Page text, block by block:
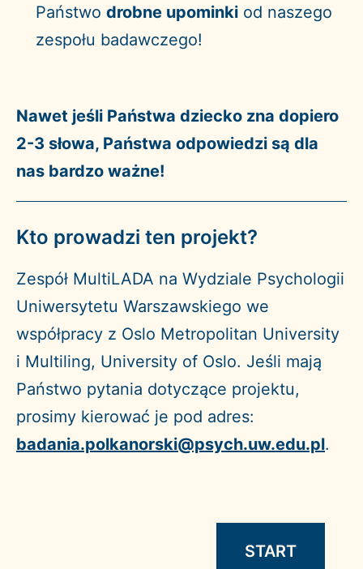
Państwo drobne upominki od naszego
zespołu badawczego!
Nawet jeśli Państwa dziecko zna dopiero
2-3 słowa, Państwa odpowiedzi są dla
nas bardzo ważne!
Kto prowadzi ten projekt?
Zespół MultiLADA na Wydziale Psychologii
Uniwersytetu Warszawskiego we
współpracy z Oslo Metropolitan University
i Multiling, University of Oslo. Jeśli mają
Państwo pytania dotyczące projektu,
prosimy kierować je pod adres:
badania.polkanorski@psych.uw.edu.pl.
START